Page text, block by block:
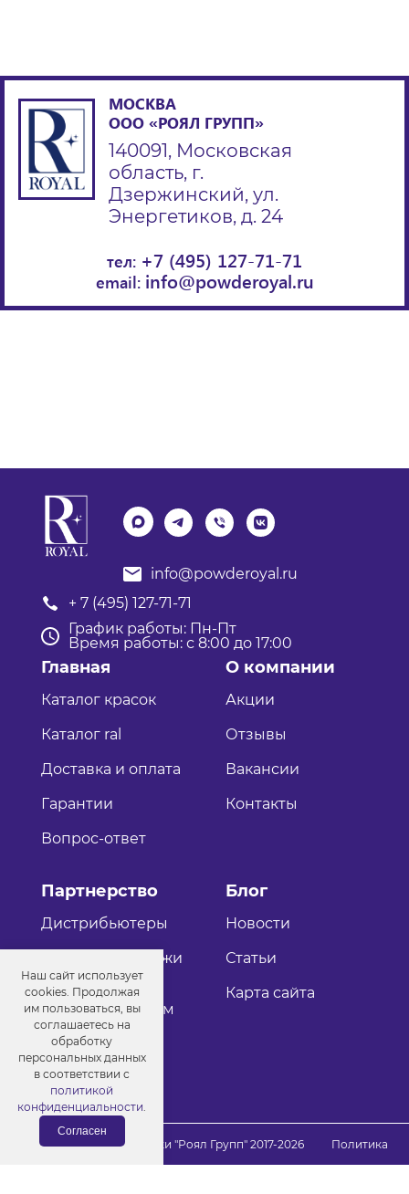
МОСКВА
ООО «РОЯЛ ГРУПП»
140091, Московская
область, г.
Дзержинский, ул.
Энергетиков, д. 24
тел: +7 (495) 127-71-71
email: info@powderoyal.ru
info@powderoyal.ru
+ 7 (495) 127-71-71
График работы: Пн-Пт
Время работы: с 8:00 до 17:00
Главная
Каталог красок
Каталог ral
Доставка и оплата
Гарантии
Вопрос-ответ
О компании
Акции
Отзывы
Вакансии
Контакты
Партнерство
Дистрибьютеры
Оптовые продажи
Как стать
дистрибьютером
Блог
Новости
Статьи
Карта сайта
© Порошковые краски "Роял Групп" 2017-2026
Политика
конфиденциальности
Наш сайт использует
cookies. Продолжая
им пользоваться, вы
соглашаетесь на
обработку
персональных данных
в соответствии с
политикой
конфиденциальности.
Согласен